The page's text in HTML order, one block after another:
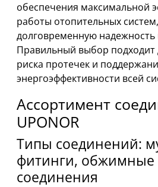
обеспечения максимальной
работы отопительных
долговременную надежность
Правильный выбор
риска протечек и
энергоэффективности всей
Ассортимент
UPONOR
Типы соединений:
фитинги, обжимные
соединения